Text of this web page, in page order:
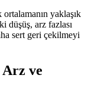
yaklaşık
düşüş, arz fazlası
sert geri çekilmeyi
Arz ve